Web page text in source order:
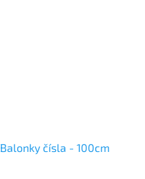
Balonky čísla - 100cm